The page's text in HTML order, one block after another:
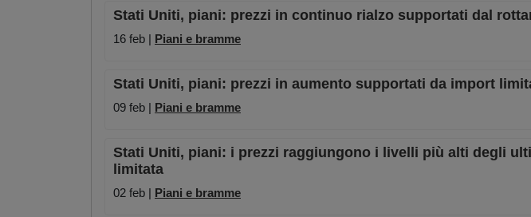
Stati Uniti, piani: prezzi in continuo rialzo supportati dal
16 feb | Piani e bramme
Stati Uniti, piani: prezzi in aumento supportati da import
09 feb | Piani e bramme
Stati Uniti, piani: i prezzi raggiungono i livelli più alti degli
limitata
02 feb | Piani e bramme